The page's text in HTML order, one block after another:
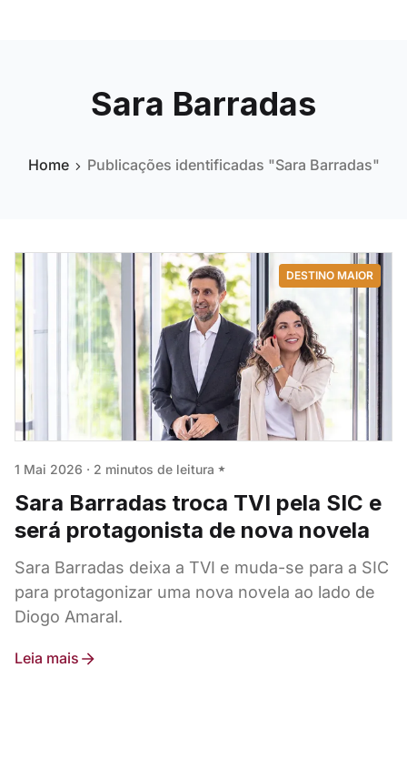
Sara Barradas
Home Publicações identificadas "Sara Barradas"
DESTINO MAIOR
1 Mai 2026 · 2 minutos de leitura
Sara Barradas troca TVI pela SIC e
será protagonista de nova novela
Sara Barradas deixa a TVI e muda-se para a SIC
para protagonizar uma nova novela ao lado de
Diogo Amaral.
Leia mais